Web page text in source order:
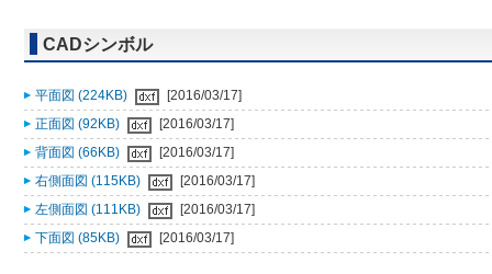
CADシンボル
平面図 (224KB)
[2016/03/17]
正面図 (92KB)
[2016/03/17]
背面図 (66KB)
[2016/03/17]
右側面図 (115KB)
[2016/03/17]
左側面図 (111KB)
[2016/03/17]
下面図 (85KB)
[2016/03/17]